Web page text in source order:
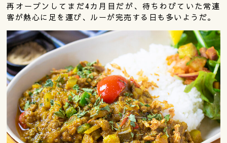
再オープンしてまだ4カ月目だが、待ちわびていた常連
客が熱心に足を運び、ルーが完売する日も多いようだ。